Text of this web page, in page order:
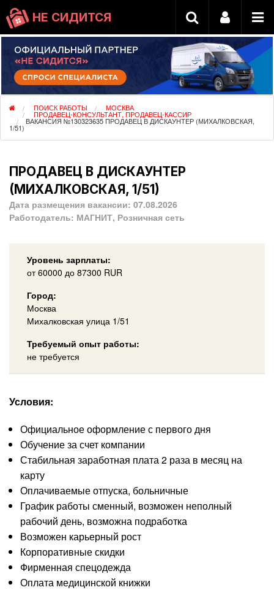
НЕ СИДИТСЯ
ПОИСК РАБОТЫ МОСКВА
ПРОДАВЕЦ-КОНСУЛЬТАНТ, ПРОДАВЕЦ-КАССИР
ВАКАНСИЯ №130323635 ПРОДАВЕЦ В ДИСКАУНТЕР (МИХАЛКОВСКАЯ,
1/51)
ПРОДАВЕЦ В ДИСКАУНТЕР
(МИХАЛКОВСКАЯ, 1/51)
Дата размещения вакансии: 07.08.2026
Работодатель: МАГНИТ, Розничная сеть
Уровень зарплаты:
от60000 до 87300 RUR
Город:
Москва
Михалковская улица 1/51
Требуемый опыт работы:
не требуется
Условия:
Официальное оформление с первого дня
Обучение за счет компании
Стабильная заработная плата 2 раза в месяц на
карту
Оплачиваемые отпуска, больничные
График работы сменный, возможен неполный
рабочий день, возможна подработка
Возможен карьерный рост
Корпоративные скидки
Фирменная спецодежда
Оплата медицинской книжки